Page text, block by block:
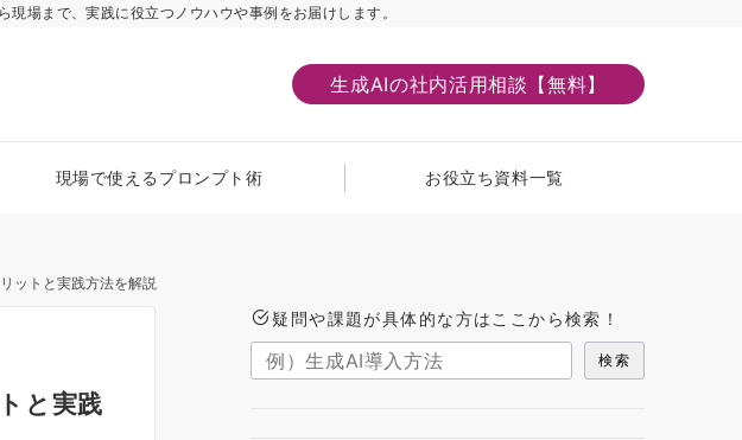
場まで、実践に役立つノウハウや事例をお届けします。
生成AIの社内活用相談【無料】
現場で使えるプロンプト術 お役立ち資料一覧
ットと実践方法を解説
と実践
疑問や課題が具体的な方はここから検索！
検索